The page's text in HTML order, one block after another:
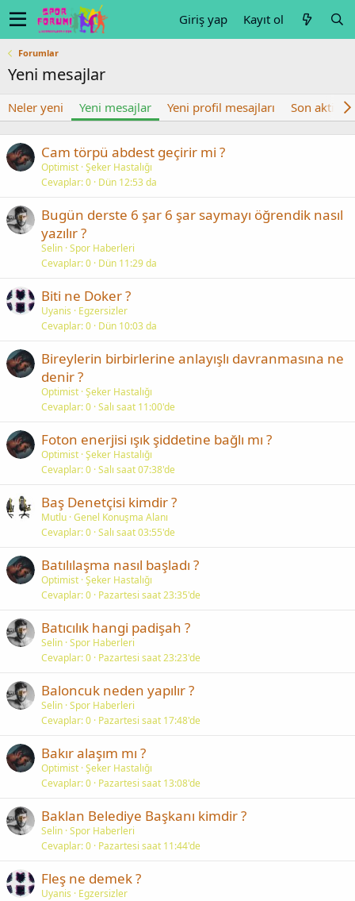
Giriş yap Kayıt ol
Forumlar
Yeni mesajlar
Neler yeni Yeni mesajlar Yeni profil mesajları Son aktivite
Cam törpü abdest geçirir mi ?
Optimist Şeker Hastalığı
Cevaplar 0 Dün 12:53 da
Bugün derste 6 şar 6 şar saymayı öğrendik nasıl
yazılır ?
Selin Spor Haberleri
Cevaplar 0 Dün 11:29 da
Biti ne Doker ?
Uyanis
Egzersizler
Cevaplar 0 Dün 10:03 da
Bireylerin birbirlerine anlayışlı davranmasına ne
denir ?
Optimist Şeker Hastalığı
Cevaplar 0 Salı saat 11:00'de
Foton enerjisi ışık şiddetine bağlı mı ?
Optimist Şeker Hastalığı
Cevaplar 0 Salı saat 07:38'de
Baş Denetçisi kimdir ?
Mutlu Genel Konuşma Alanı
Cevaplar 0 Salı saat 03:55'de
Batılılaşma nasıl başladı ?
Optimist Şeker Hastalığı
Cevaplar 0 Pazartesi saat 23:35'de
Batıcılık hangi padişah ?
Selin Spor Haberleri
Cevaplar 0 Pazartesi saat 23:23'de
Baloncuk neden yapılır ?
Selin Spor Haberleri
Cevaplar 0 Pazartesi saat 17:48'de
Bakır alaşım mı ?
Optimist Şeker Hastalığı
Cevaplar 0 Pazartesi saat 13:08'de
Baklan Belediye Başkanı kimdir ?
Selin Spor Haberleri
Cevaplar 0 Pazartesi saat 11:44'de
Fleş ne demek ?
Uyanis
Egzersizler